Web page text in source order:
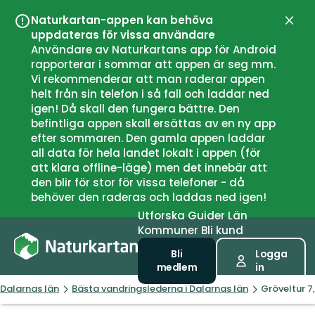
Naturkartan-appen kan behöva
uppdateras för vissa användare
Användare av Naturkartans app för Android
rapporterar i sommar att appen är seg mm.
Vi rekommenderar att man raderar appen
helt från sin telefon i så fall och laddar ned
igen! Då skall den fungera bättre. Den
befintliga appen skall ersättas av en ny app
efter sommaren. Den gamla appen laddar
all data för hela landet lokalt i appen (för
att klara offline-läge) men det innebär att
den blir för stor för vissa telefoner - då
behöver den raderas och laddas ned igen!
UtforskaGuiderLän
Kommuner Bli kund
Bli
medlem
Logga
in
Dalarnas län Bästa vandringslederna i Dalarnas län Gröveltur